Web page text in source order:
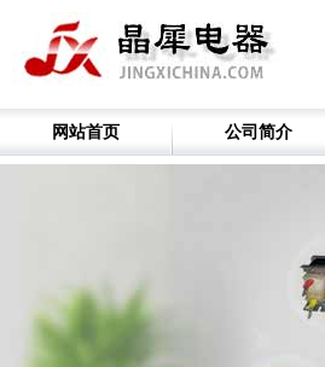
网站首页 公司简介